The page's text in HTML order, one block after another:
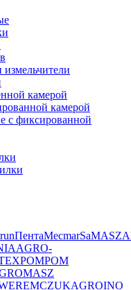
камерой
камерой
с фиксированной
ПентаMecmarSaMASZ
AGRO-
EXPOMPOM
INO